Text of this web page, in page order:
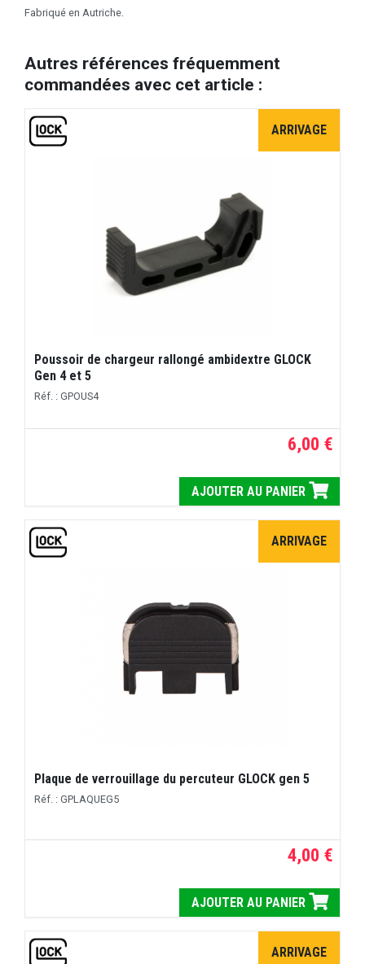
Fabriqué en Autriche.
Autres références fréquemment
commandées avec cet article :
ARRIVAGE
Poussoir de chargeur rallongé ambidextre GLOCK
Gen 4 et 5
Réf. : GPOUS4
6,00 €
AJOUTER AU PANIER
ARRIVAGE
Plaque de verrouillage du percuteur GLOCK gen 5
Réf. : GPLAQUEG5
4,00 €
AJOUTER AU PANIER
ARRIVAGE